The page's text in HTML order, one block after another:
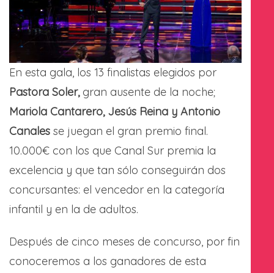
En esta gala, los 13 finalistas elegidos por
Pastora Soler,gran ausente de la noche;
Mariola Cantarero, Jesús Reina y Antonio
Canales se juegan el gran premio final.
10.000€ con los que Canal Sur premia la
excelencia y que tan sólo conseguirán dos
concursantes: el vencedor en la categoría
infantil y en la de adultos.
Después de cinco meses de concurso, por fin
conoceremos a los ganadores de esta